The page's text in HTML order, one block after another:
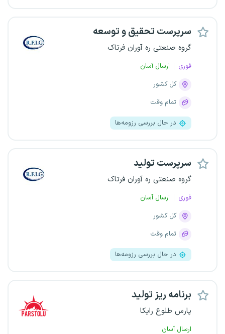
سرپرست تحقیق و توسعه
گروه صنعتی ره آوران فرتاک
فوری
ارسال آسان
کل کشور
تمام وقت
در حال بررسی رزومه‌ها
سرپرست تولید
گروه صنعتی ره آوران فرتاک
فوری
ارسال آسان
کل کشور
تمام وقت
در حال بررسی رزومه‌ها
برنامه ریز تولید
پارس طلوع رایکا
ارسال آسان